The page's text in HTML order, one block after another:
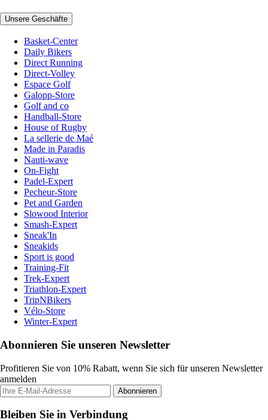
Unsere Geschäfte
Basket-Center
Daily Bikers
Direct Running
Direct-Volley
Espace Golf
Galopp-Store
Golf and co
Handball-Store
House of Rugby
La sellerie de Maé
Made in Paradis
Nauti-wave
On-Fight
Padel-Expert
Pecheur-Store
Pet and Garden
Slowood Interior
Smash-Expert
Sneak'In
Sneakids
Sport is good
Training-Fit
Trek-Expert
Triathlon-Expert
TripNBikers
Vélo-Store
Winter-Expert
Abonnieren Sie unseren Newsletter
Profitieren Sie von 10% Rabatt, wenn Sie sich für unseren Newsletter
anmelden
Abonnieren
Bleiben Sie in Verbindung